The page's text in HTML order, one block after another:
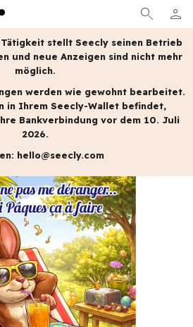
search person
MEIN
Tätigkeit stellt Seecly seinen Betrieb
und neue Anzeigen sind nicht mehr
möglich.
werden wie gewohnt bearbeitet.
in Ihrem Seecly-Wallet befindet,
Bankverbindung vor dem 10. Juli
2026.
hello@seecly.com